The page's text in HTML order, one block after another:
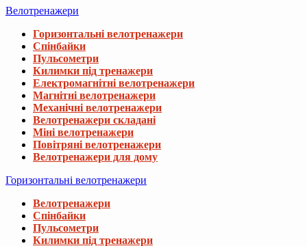
Велотренажери
Горизонтальні велотренажери
Спінбайки
Пульсометри
Килимки під тренажери
Електромагнітні велотренажери
Магнітні велотренажери
Механічні велотренажери
Велотренажери складані
Міні велотренажери
Повітряні велотренажери
Велотренажери для дому
Горизонтальні велотренажери
Велотренажери
Спінбайки
Пульсометри
Килимки під тренажери